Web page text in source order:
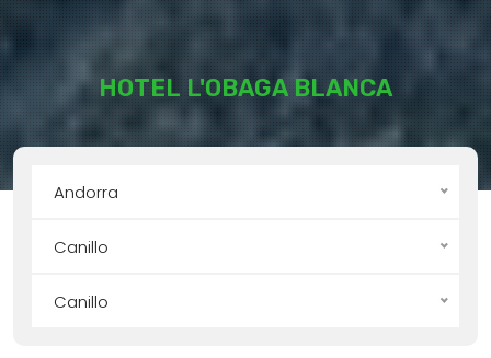
HOTEL L'OBAGA BLANCA
Andorra
Canillo
Canillo